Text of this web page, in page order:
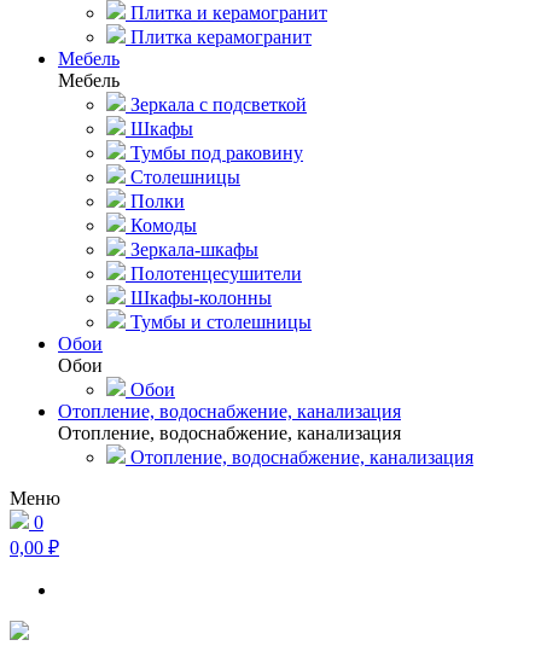
Плитка и керамогранит
Плитка керамогранит
Мебель
Мебель
Зеркала с подсветкой
Шкафы
Тумбы под раковину
Столешницы
Полки
Комоды
Зеркала-шкафы
Полотенцесушители
Шкафы-колонны
Тумбы и столешницы
Обои
Обои
Обои
Отопление, водоснабжение, канализация
Отопление, водоснабжение, канализация
Отопление, водоснабжение, канализация
Меню
0
0,00 ₽